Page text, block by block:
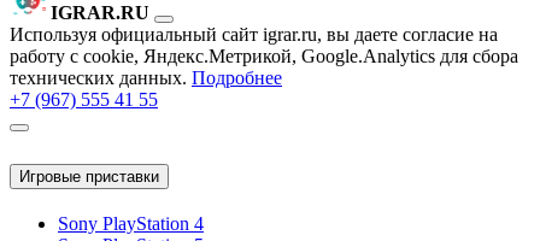
IGRAR.RU
Используя официальный сайт igrar.ru, вы даете согласие на
работу с cookie, Яндекс.Метрикой, Google.Analytics для сбора
технических данных. Подробнее
+7 (967) 555 41 55
Игровые приставки
Sony PlayStation 4